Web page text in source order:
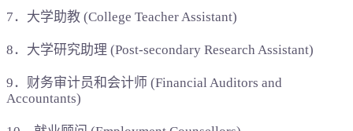
7．大学助教 (College Teacher Assistant)
8．大学研究助理 (Post-secondary Research Assistant)
9．财务审计员和会计师 (Financial Auditors and
Accountants)